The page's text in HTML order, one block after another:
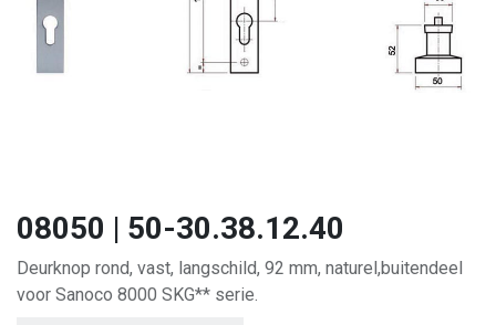
08050 | 50-30.38.12.40
Deurknop rond, vast, langschild, 92 mm, naturel,buitendeel
voor Sanoco 8000 SKG** serie.